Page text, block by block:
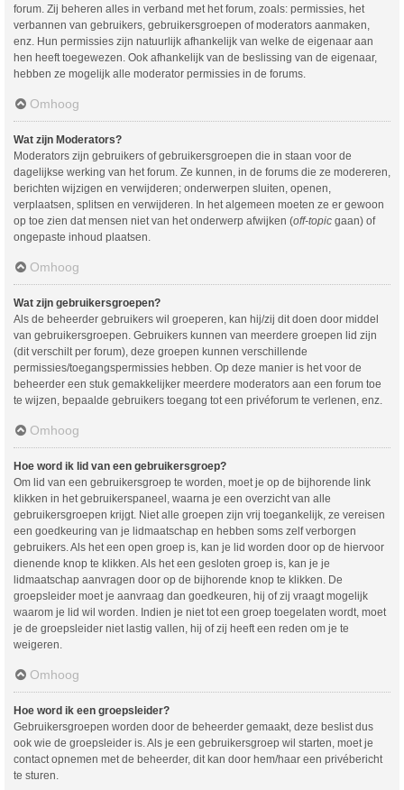
forum. Zij beheren alles in verband met het forum, zoals: permissies, het
verbannen van gebruikers, gebruikersgroepen of moderators aanmaken,
enz. Hun permissies zijn natuurlijk afhankelijk van welke de eigenaar aan
hen heeft toegewezen. Ook afhankelijk van de beslissing van de eigenaar,
hebben ze mogelijk alle moderator permissies in de forums.
Omhoog
Wat zijn Moderators?
Moderators zijn gebruikers of gebruikersgroepen die in staan voor de
dagelijkse werking van het forum. Ze kunnen, in de forums die ze modereren,
berichten wijzigen en verwijderen; onderwerpen sluiten, openen,
verplaatsen, splitsen en verwijderen. In het algemeen moeten ze er gewoon
op toe zien dat mensen niet van het onderwerp afwijken (off-topic gaan) of
ongepaste inhoud plaatsen.
Omhoog
Wat zijn gebruikersgroepen?
Als de beheerder gebruikers wil groeperen, kan hij/zij dit doen door middel
van gebruikersgroepen. Gebruikers kunnen van meerdere groepen lid zijn
(dit verschilt per forum), deze groepen kunnen verschillende
permissies/toegangspermissies hebben. Op deze manier is het voor de
beheerder een stuk gemakkelijker meerdere moderators aan een forum toe
te wijzen, bepaalde gebruikers toegang tot een privéforum te verlenen, enz.
Omhoog
Hoe word ik lid van een gebruikersgroep?
Om lid van een gebruikersgroep te worden, moet je op de bijhorende link
klikken in het gebruikerspaneel, waarna je een overzicht van alle
gebruikersgroepen krijgt. Niet alle groepen zijn vrij toegankelijk, ze vereisen
een goedkeuring van je lidmaatschap en hebben soms zelf verborgen
gebruikers. Als het een open groep is, kan je lid worden door op de hiervoor
dienende knop te klikken. Als het een gesloten groep is, kan je je
lidmaatschap aanvragen door op de bijhorende knop te klikken. De
groepsleider moet je aanvraag dan goedkeuren, hij of zij vraagt mogelijk
waarom je lid wil worden. Indien je niet tot een groep toegelaten wordt, moet
je de groepsleider niet lastig vallen, hij of zij heeft een reden om je te
weigeren.
Omhoog
Hoe word ik een groepsleider?
Gebruikersgroepen worden door de beheerder gemaakt, deze beslist dus
ook wie de groepsleider is. Als je een gebruikersgroep wil starten, moet je
contact opnemen met de beheerder, dit kan door hem/haar een privébericht
te sturen.